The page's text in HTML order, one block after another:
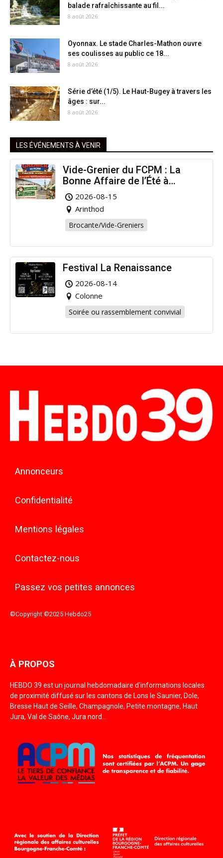
balade rafraîchissante au fil...
8 août 2026
Oyonnax. Le stade Charles-Mathon ouvre
ses coulisses au public ce 18...
8 août 2026
Série d’été (1/5). Le Haut-Bugey à travers les
âges : sur...
8 août 2026
LES ÉVÉNEMENTS À VENIR
Vide-Grenier du FCPM : La
Bonne Affaire de l’Été à
Arinthod !
2026-08-15
Arinthod
Brocante/Vide-Greniers
Festival La Renaissance
2026-08-14
Colonne
Soirée ou rassemblement convivial